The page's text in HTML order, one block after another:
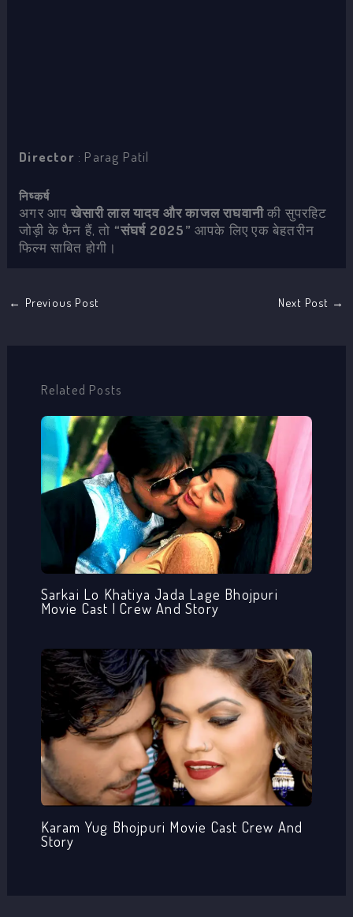
Director : Parag Patil
निष्कर्ष
अगर आप खेसारी लाल यादव और काजल राघवानीकी सुपरहिट
जोड़ी के फैन हैं, तो “संघर्ष 2025” आपके लिए एक बेहतरीन
फिल्म साबित होगी।
← Previous Post Next Post →
Related Posts
Sarkai Lo Khatiya Jada Lage Bhojpuri
Movie Cast | Crew And Story
Karam Yug Bhojpuri Movie Cast Crew And
Story